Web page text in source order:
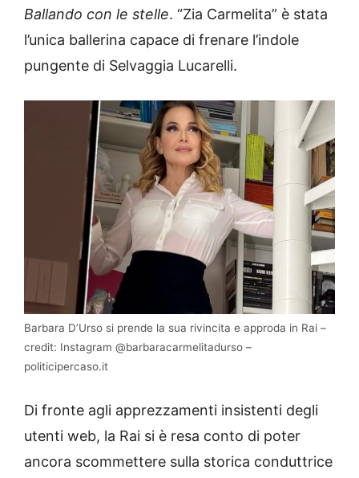
Ballando con le stelle. “Zia Carmelita” è stata
l’unica ballerina capace di frenare l’indole
pungente di Selvaggia Lucarelli.
Barbara D’Urso si prende la sua rivincita e approda in Rai –
credit: Instagram @barbaracarmelitadurso –
politicipercaso.it
Di fronte agli apprezzamenti insistenti degli
utenti web, la Rai si è resa conto di poter
ancora scommettere sulla storica conduttrice